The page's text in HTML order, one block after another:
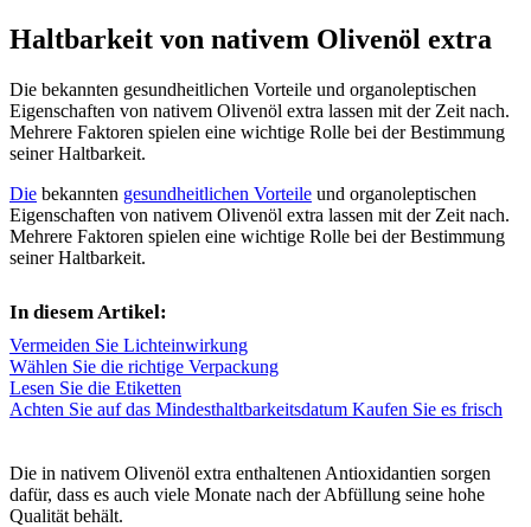
Haltbarkeit von nativem Olivenöl extra
Die bekannten gesundheitlichen Vorteile und organoleptischen
Eigenschaften von nativem Olivenöl extra lassen mit der Zeit nach.
Mehrere Faktoren spielen eine wichtige Rolle bei der Bestimmung
seiner Haltbarkeit.
Die bekannten gesundheitlichen Vorteile und organoleptischen
Eigenschaften von nativem Olivenöl extra lassen mit der Zeit nach.
Mehrere Faktoren spielen eine wichtige Rolle bei der Bestimmung
seiner Haltbarkeit.
In diesem Artikel:
Vermeiden Sie Lichteinwirkung
Wählen Sie die richtige Verpackung
Lesen Sie die Etiketten
Achten Sie auf das Mindesthaltbarkeitsdatum Kaufen Sie es frisch
Die in nativem Olivenöl extra enthaltenen Antioxidantien sorgen
dafür, dass es auch viele Monate nach der Abfüllung seine hohe
Qualität behält.